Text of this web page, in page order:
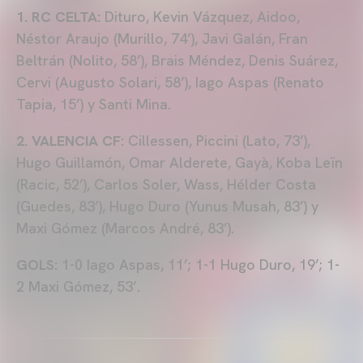
1. RC CELTA: Dituro, Kevin Vázquez, Aidoo,
Néstor Araujo (Murillo, 74’), Javi Galán, Fran
Beltrán (Nolito, 58’), Brais Méndez, Denis Suárez,
Cervi (Augusto Solari, 58’), Iago Aspas (Renato
Tapia, 15’) y Santi Mina.
2. VALENCIA CF: Cillessen, Piccini (Lato, 73’),
Hugo Guillamón, Omar Alderete, Gayà, Koba Leïn
(Racic, 52’), Carlos Soler, Wass, Hélder Costa
(Guedes, 83’), Hugo Duro (Yunus Musah, 83’) y
Maxi Gómez (Marcos André, 83’).
GOLS:
1-0 Iago Aspas, 11’; 1-1 Hugo Duro, 19’; 1-
2 Maxi Gómez, 53’.